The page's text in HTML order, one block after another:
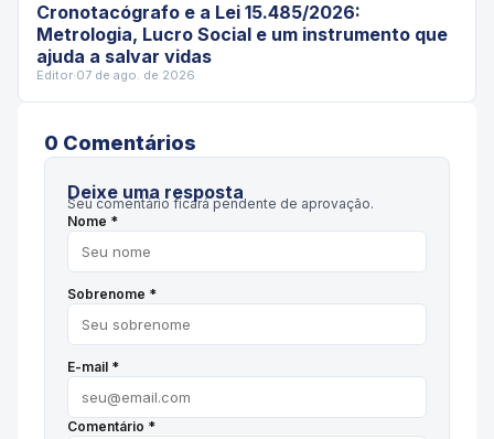
Cronotacógrafo e a Lei 15.485/2026:
Metrologia, Lucro Social e um instrumento que
ajuda a salvar vidas
Editor·07 de ago. de 2026
0 Comentários
Deixe uma resposta
Seu comentário ficará pendente de aprovação.
Nome *
Sobrenome *
E-mail *
Comentário *